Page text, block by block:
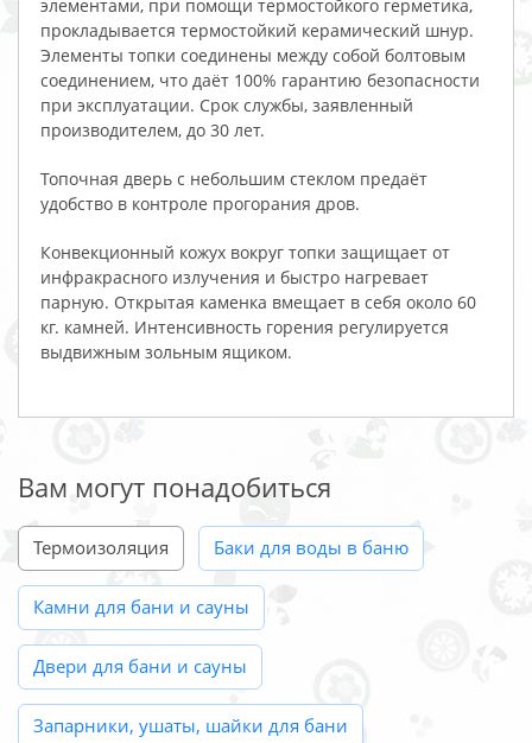
элементами, при помощи термостойкого герметика,
прокладывается термостойкий керамический шнур.
Элементы топки соединены между собой болтовым
соединением, что даёт 100% гарантию безопасности
при эксплуатации. Срок службы, заявленный
производителем, до 30 лет.
Топочная дверь с небольшим стеклом предаёт
удобство в контроле прогорания дров.
Конвекционный кожух вокруг топки защищает от
инфракрасного излучения и быстро нагревает
парную. Открытая каменка вмещает в себя около 60
кг. камней. Интенсивность горения регулируется
выдвижным зольным ящиком.
Вам могут понадобиться
Термоизоляция Баки для воды в баню
Камни для бани и сауны
Двери для бани и сауны
Запарники, ушаты, шайки для бани